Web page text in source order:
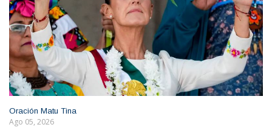
Oración Matu Tina
Ago 05, 2026